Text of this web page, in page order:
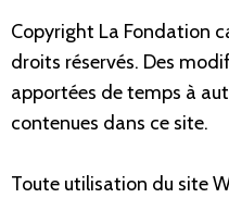
Copyright La Fondation
droits réservés. Des
apportées de temps à
contenues dans ce site.
Toute utilisation du site